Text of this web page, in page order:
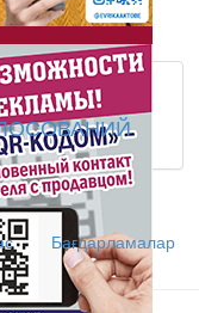
прекрасна! С
– это шумиха,
и
новости
Бағдарламалар